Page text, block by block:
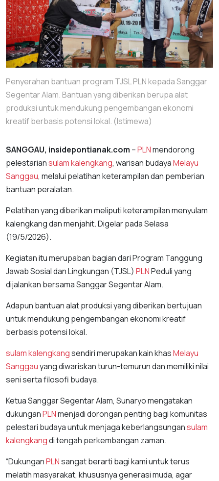
Penyerahan bantuan program TJSL PLN kepada Sanggar
Segentar Alam. Bantuan yang diberikan berupa alat
produksi untuk mendukung pengembangan ekonomi
kreatif berbasis potensi lokal. (Istimewa)
SANGGAU, insidepontianak.com –PLNmendorong
pelestariansulam kalengkang, warisan budayaMelayu
Sanggau, melalui pelatihan keterampilan dan pemberian
bantuan peralatan.
Pelatihan yang diberikan meliputi keterampilan menyulam
kalengkang dan menjahit. Digelar pada Selasa
(19/5/2026).
Kegiatan itu merupaban bagian dari Program Tanggung
Jawab Sosial dan Lingkungan (TJSL) PLNPeduli yang
dijalankan bersama Sanggar Segentar Alam.
Adapun bantuan alat produksi yang diberikan bertujuan
untuk mendukung pengembangan ekonomi kreatif
berbasis potensi lokal.
sulam kalengkangsendiri merupakan kain khasMelayu
Sanggauyang diwariskan turun-temurun dan memiliki nilai
seni serta filosofi budaya.
Ketua Sanggar Segentar Alam, Sunaryo mengatakan
dukunganPLNmenjadi dorongan penting bagi komunitas
pelestari budaya untuk menjaga keberlangsungansulam
kalengkangdi tengah perkembangan zaman.
“DukunganPLNsangat berarti bagi kami untuk terus
melatih masyarakat, khususnya generasi muda, agar